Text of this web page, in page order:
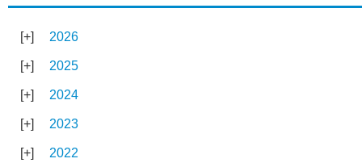
2026
2025
2024
2023
2022